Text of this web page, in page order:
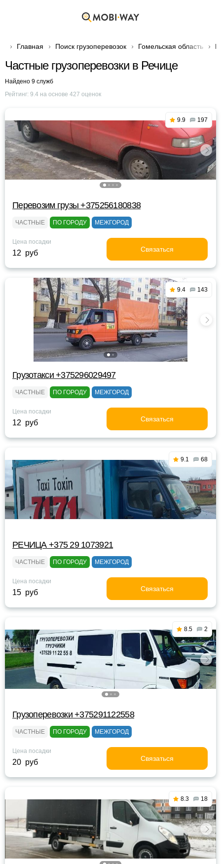
Главная Поиск грузоперевозок Гомельская область
Частные грузоперевозки в Речице
Найдено 9 служб
Рейтинг: 9.4 на основе 427 оценок
9.9 197
Перевозим грузы +375256180838
ЧАСТНЫЕ ПО ГОРОДУ МЕЖГОРОД
Цена посадки
12 руб Связаться
9.4 143
Грузотакси +375296029497
ЧАСТНЫЕ ПО ГОРОДУ МЕЖГОРОД
Цена посадки
12 руб Связаться
9.1 68
РЕЧИЦА +375 29 1073921
ЧАСТНЫЕ ПО ГОРОДУ МЕЖГОРОД
Цена посадки
15 руб Связаться
8.5 2
Грузоперевозки +375291122558
ЧАСТНЫЕ ПО ГОРОДУ МЕЖГОРОД
Цена посадки
20 руб Связаться
8.3 18